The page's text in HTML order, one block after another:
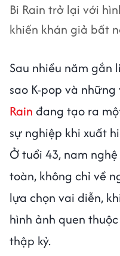
Bi Rain trở lại với
khiến khán giả bất
Sau nhiều năm gắn
sao K-pop và
Rain đang tạo ra
sự nghiệp khi xuất
Ở tuổi 43, nam
toàn, không chỉ về
lựa chọn vai diễn,
hình ảnh quen
thập kỷ.